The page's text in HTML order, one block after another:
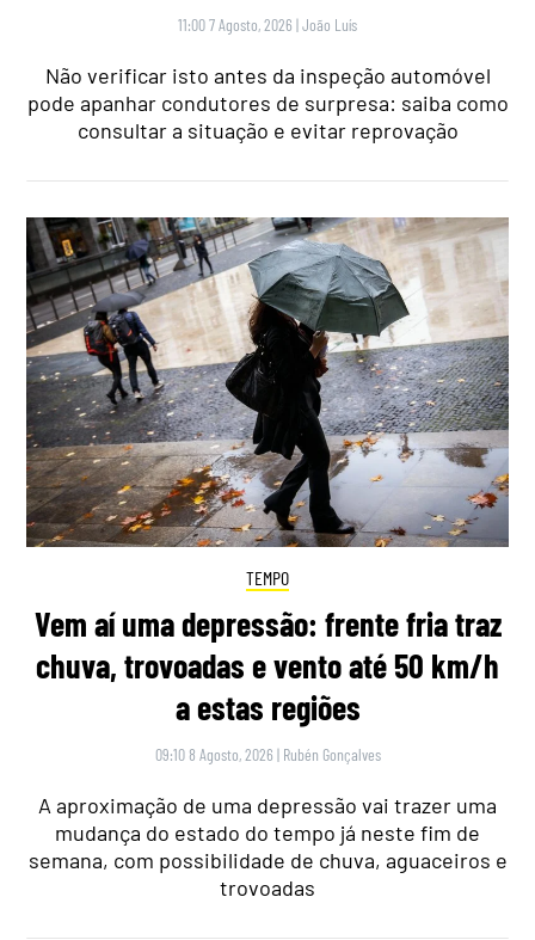
11:00 7 Agosto, 2026 |João Luís
Não verificar isto antes da inspeção automóvel
pode apanhar condutores de surpresa: saiba como
consultar a situação e evitar reprovação
TEMPO
Vem aí uma depressão: frente fria traz
chuva, trovoadas e vento até 50 km/h
a estas regiões
09:10 8 Agosto, 2026 | Rubén Gonçalves
A aproximação de uma depressão vai trazer uma
mudança do estado do tempo já neste fim de
semana, com possibilidade de chuva, aguaceiros e
trovoadas